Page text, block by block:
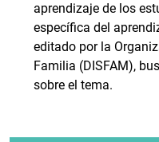
aprendizaje de los
específica del
editado por la
Familia (DISFAM),
sobre el tema.